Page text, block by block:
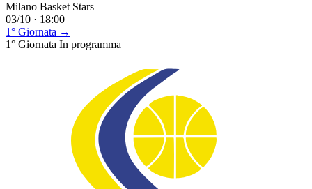
Milano Basket Stars
03/10 · 18:00
1° Giornata →
1° Giornata In programma